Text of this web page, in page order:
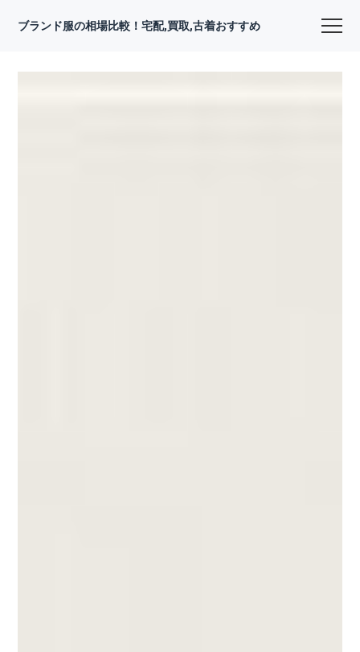
ブランド服の相場比較！宅配,買取,古着おすすめ